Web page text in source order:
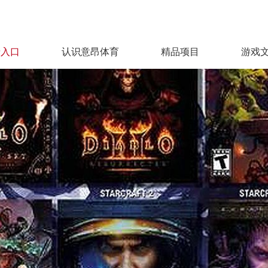
口 认识意昂体育 精品项目 游戏